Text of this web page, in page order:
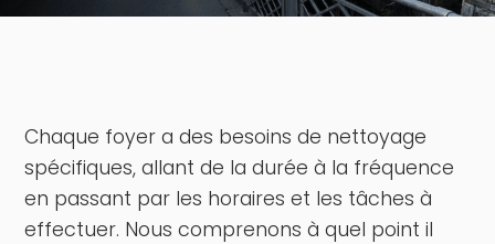
Chaque foyer a des besoins de nettoyage
spécifiques, allant de la durée à la fréquence
en passant par les horaires et les tâches à
effectuer. Nous comprenons à quel point il